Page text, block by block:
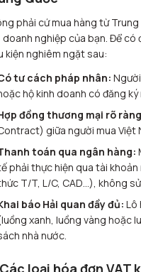
phải cứ mua hàng từ
nghiệp của bạn. Để có
kiện nghiêm ngặt sau:
tư cách pháp nhân:
hộ kinh doanh có đăng
đồng thương mại rõ
giữa người mua Việt
toán qua ngân hàng:
phải thực hiện qua tài
T/T, L/C, CAD…), không
báo Hải quan đầy đủ: Lô
xanh, luồng vàng hoặc
nhà nước.
loại hóa đơn VAT